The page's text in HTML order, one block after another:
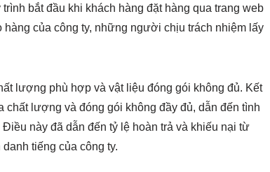
bắt đầu khi khách hàng đặt hàng qua trang web
của công ty, những người chịu trách nhiệm lấy
lượng phù hợp và vật liệu đóng gói không đủ. Kết
lượng và đóng gói không đầy đủ, dẫn đến tình
này đã dẫn đến tỷ lệ hoàn trả và khiếu nại từ
tiếng của công ty.